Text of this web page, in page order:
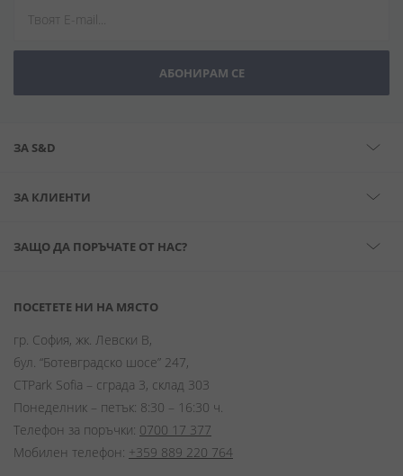
АБОНИРАМ СЕ
ЗА S&D
ЗА КЛИЕНТИ
ЗАЩО ДА ПОРЪЧАТЕ ОТ НАС?
ПОСЕТЕТЕ НИ НА МЯСТО
гр. София, жк. Левски В,
бул. “Ботевградско шосе” 247,
CTPark Sofia – сграда 3, склад 303
Понеделник – петък: 8:30 – 16:30 ч.
Телефон за поръчки: 0700 17 377
Мобилен телефон: +359 889 220 764